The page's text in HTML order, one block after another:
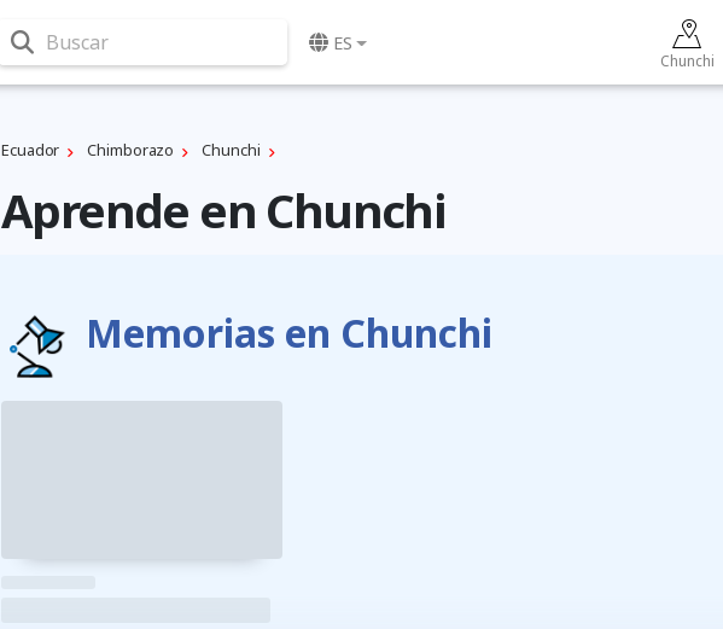
Buscar ES
Chunchi
Ecuador Chimborazo Chunchi
Aprende en Chunchi
Memorias en Chunchi